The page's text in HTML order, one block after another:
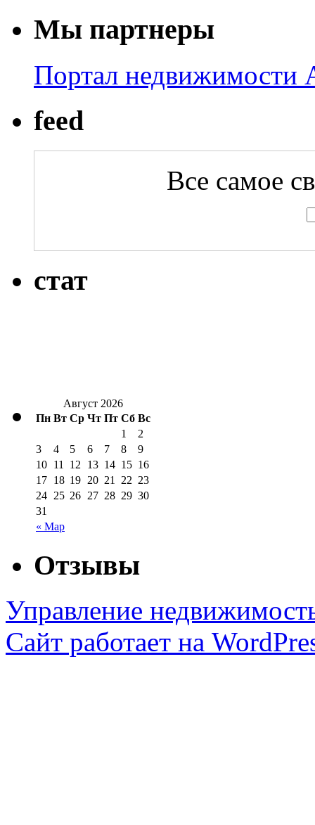
Мы партнеры
Портал недвижимости
feed
Все самое
стат
Август 2026
Пн Вт Ср Чт Пт Сб Вс
« Мар
1
2
3
4 5 6 7 8
9
10 11 12 13 14 15 16
17 18 19 20 21 22 23
24 25 26 27 28 29 30
31
Отзывы
Управление
Сайт работает на